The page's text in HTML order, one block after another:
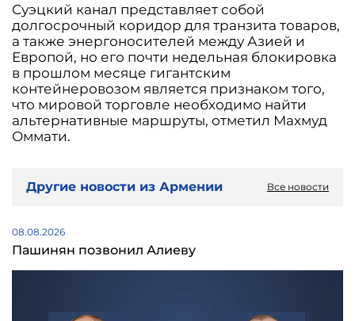
Суэцкий канал представляет собой
долгосрочный коридор для транзита товаров,
а также энергоносителей между Азией и
Европой, но его почти недельная блокировка
в прошлом месяце гигантским
контейнеровозом является признаком того,
что мировой торговле необходимо найти
альтернативные маршруты, отметил Махмуд
Оммати.
Другие новости из Армении Все новости
08.08.2026
Пашинян позвонил Алиеву